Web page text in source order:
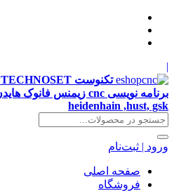
|
heidenhain ,hust, gsk
ورود | ثبت‌نام
صفحه اصلی
فروشگاه